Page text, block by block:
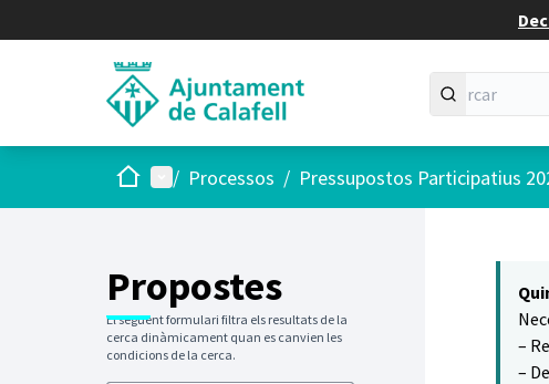
Inici Menú principal
/ Processos / Pressupostos Participatius
Propostes
El següent formulari filtra els resultats de la
cerca dinàmicament quan es canvien les
condicions de la cerca.
–
–